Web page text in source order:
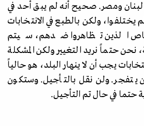
لبنان ومصر. صحيح أنه لم يبق أحد في
يختلفوا، ولكن بالطبع في الانتخابات
الذين تظاهروا ضدهم، سيتم
نحن حتماً نريد التغيير ولكن المشكلة
يجب أن لا ينهار البلد، هو حالياً
يتفجر. ولن نقل بالتأجيل. وستكون
في حال تم التأجيل.